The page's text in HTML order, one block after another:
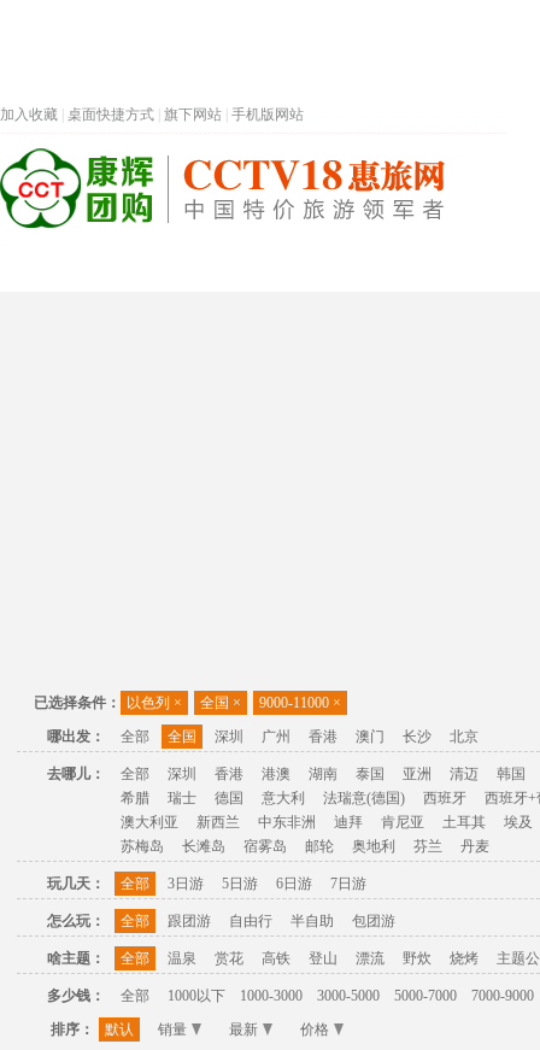
加入收藏 桌面快捷方式 旗下网站 手机版网站
已选择条件： 以色列 × 全国 × 9000-11000 ×
哪出发：
全部 全国 深圳 广州 香港 澳门 长沙 北京
去哪儿： 全部 深圳 香港 港澳 湖南 泰国 亚洲 清迈
韩国
希腊
瑞士 德国 意大利 法瑞意(德国) 西班牙
西班牙+
澳大利亚
新西兰 中东非洲 迪拜 肯尼亚 土耳其
埃及
苏梅岛
长滩岛 宿雾岛 邮轮 奥地利 芬兰 丹麦
玩几天： 全部 3日游 5日游 6日游 7日游
怎么玩： 全部 跟团游 自由行 半自助 包团游
啥主题： 全部 温泉 赏花 高铁 登山 漂流 野炊 烧烤 主题
多少钱： 全部 1000以下 1000-3000 3000-5000 5000-7000
7000-9000
排序：
默认 销量 最新 价格